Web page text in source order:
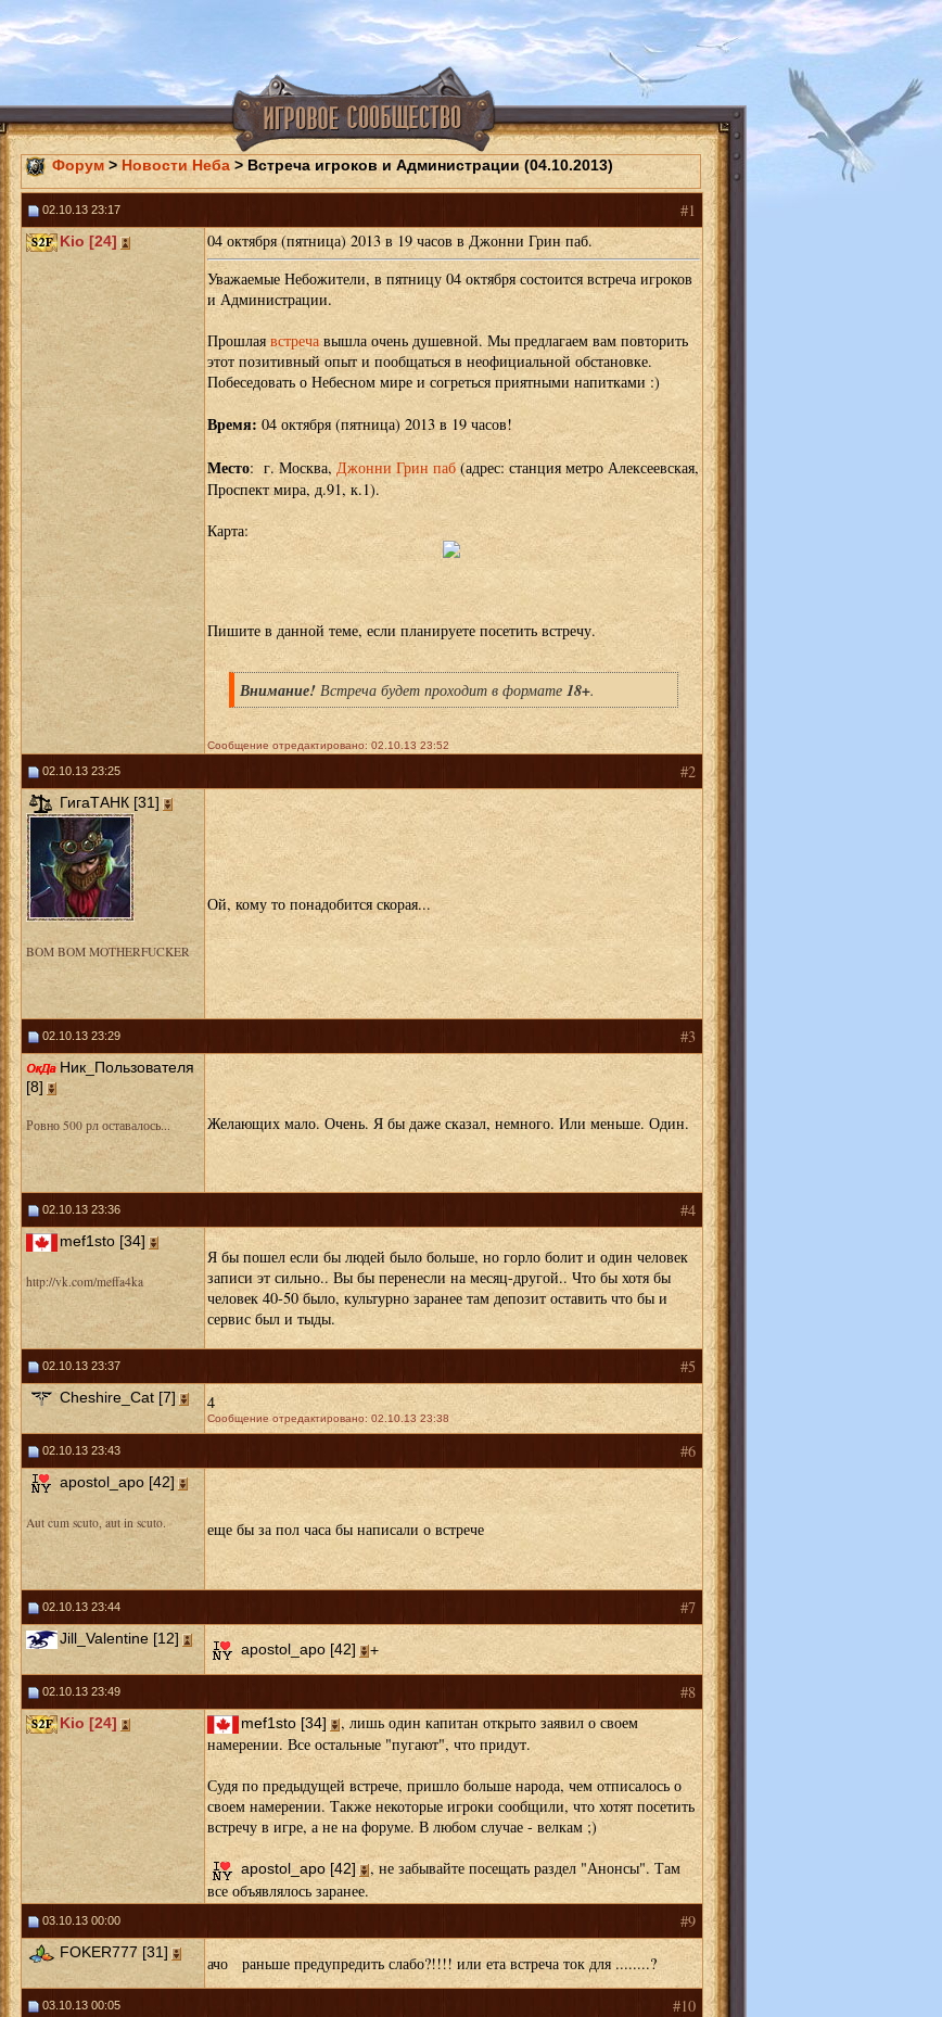
Форум> Новости Неба> Встреча игроков и Администрации (04.10.2013)
02.10.13 23:17 #1
Kio [24]
04 октября (пятница) 2013 в 19 часов в Джонни Грин паб.
Уважаемые Небожители, в пятницу 04 октября состоится встреча игроков
и Администрации.
Прошлая встречавышла очень душевной. Мы предлагаем вам повторить
этот позитивный опыт и пообщаться в неофициальной обстановке.
Побеседовать о Небесном мире и согреться приятными напитками :)
Время:04 октября (пятница) 2013 в 19 часов!
Место: г. Москва,Джонни Грин паб(адрес: станция метро Алексеевская,
Проспект мира, д.91, к.1).
Карта:
Пишите в данной теме, если планируете посетить встречу.
Внимание!Встреча будет проходит в формате 18+.
Сообщение отредактировано: 02.10.13 23:52
02.10.13 23:25 #2
ГигаТАНК [31]
BOM BOM MOTHERFUCKER
Ой, кому то понадобится скорая...
02.10.13 23:29 #3
Ник_Пользователя
[8]
Ровно 500 рл оставалось... Желающих мало. Очень. Я бы даже сказал, немного. Или меньше. Один.
02.10.13 23:36 #4
mef1sto [34]
http://vk.com/meffa4ka
Я бы пошел если бы людей было больше, но горло болит и один человек
записи эт сильно.. Вы бы перенесли на месяц-другой.. Что бы хотя бы
человек 40-50 было, культурно заранее там депозит оставить что бы и
сервис был и тыды.
02.10.13 23:37 #5
Cheshire_Cat [7] 4
Сообщение отредактировано: 02.10.13 23:38
02.10.13 23:43 #6
apostol_apo [42]
Aut cum scuto, aut in scuto. еще бы за пол часа бы написали о встрече
02.10.13 23:44 #7
Jill_Valentine [12]
apostol_apo [42] +
02.10.13 23:49 #8
Kio [24] mef1sto [34]
, лишь один капитан открыто заявил о своем
намерении. Все остальные "пугают", что придут.
Судя по предыдущей встрече, пришло больше народа, чем отписалось о
своем намерении. Также некоторые игроки сообщили, что хотят посетить
встречу в игре, а не на форуме. В любом случае - велкам ;)
apostol_apo [42]
, не забывайте посещать раздел "Анонсы". Там
все объявлялось заранее.
03.10.13 00:00 #9
FOKER777 [31]
ачо раньше предупредить слабо?!!!! или ета встреча ток для ........?
03.10.13 00:05 #10